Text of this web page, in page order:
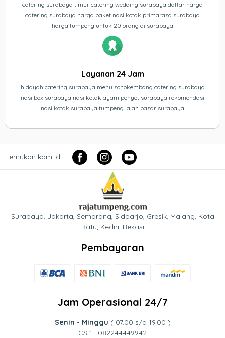
catering surabaya timur catering wedding surabaya daftar harga
catering surabaya harga paket nasi kotak primarasa surabaya
harga tumpeng untuk 20 orang di surabaya
Layanan 24 Jam
hidayah catering surabaya menu sonokembang catering surabaya
nasi box surabaya nasi kotak ayam penyet surabaya rekomendasi
nasi kotak surabaya tumpeng jajan pasar surabaya
Temukan kami di :
Surabaya, Jakarta, Semarang, Sidoarjo, Gresik, Malang, Kota
Batu, Kediri, Bekasi
Pembayaran
Jam Operasional 24/7
Senin - Minggu ( 07.00 s/d 19.00 )
CS 1 : 082244449942